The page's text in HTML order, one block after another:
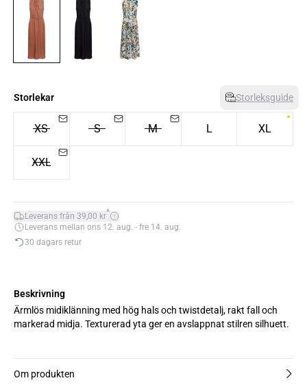
Storlekar Storleksguide
XS S M L XL
XXL
Leverans från 39,00 kr*
Leverans mellan ons 12. aug. - fre 14. aug.
30 dagars retur
Beskrivning
Ärmlös midiklänning med hög hals och twistdetalj, rakt fall och
markerad midja. Texturerad yta ger en avslappnat stilren silhuett.
Om produkten